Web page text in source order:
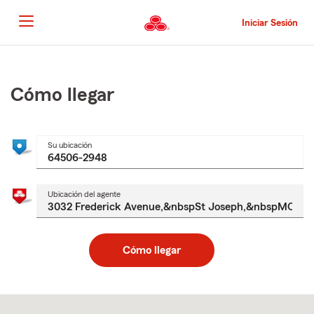
al
contenido
principal
Iniciar Sesión
principal
Cómo llegar
Su ubicación
Ubicación del agente
Cómo llegar
to